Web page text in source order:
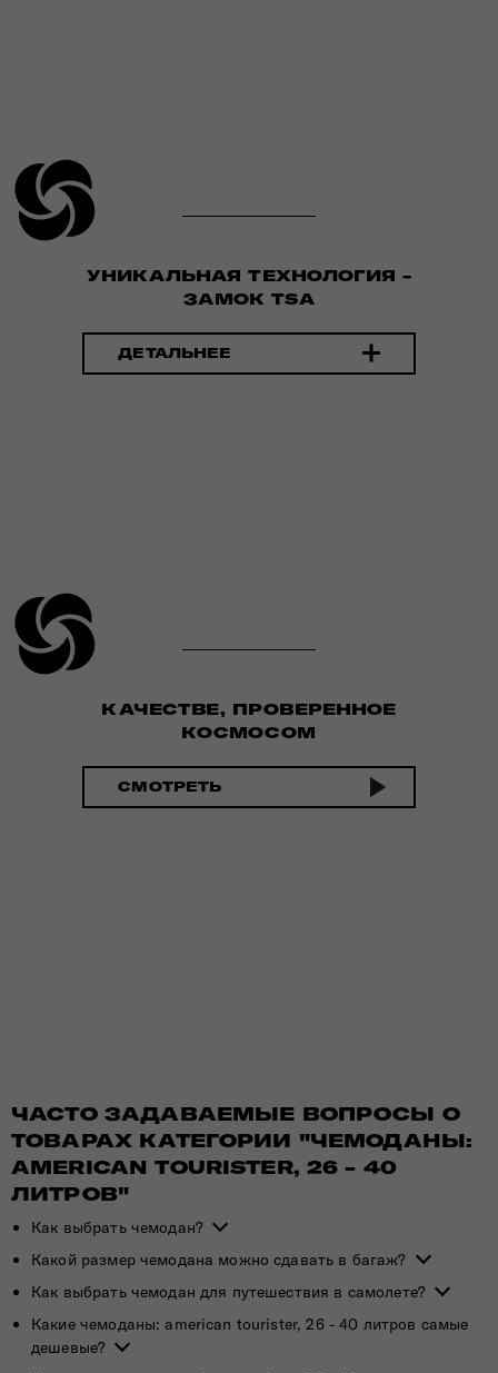
УНИКАЛЬНАЯ ТЕХНОЛОГИЯ -
ЗАМОК TSA
ДЕТАЛЬНЕЕ
КАЧЕСТВЕ, ПРОВЕРЕННОЕ
КОСМОСОМ
СМОТРЕТЬ
ЧАСТО ЗАДАВАЕМЫЕ ВОПРОСЫ О
ТОВАРАХ КАТЕГОРИИ "ЧЕМОДАНЫ:
AMERICAN TOURISTER, 26 - 40
ЛИТРОВ"
Как выбрать чемодан?
Какой размер чемодана можно сдавать в багаж?
Как выбрать чемодан для путешествия в самолете?
Какие чемоданы: american tourister, 26 - 40 литров самые
дешевые?